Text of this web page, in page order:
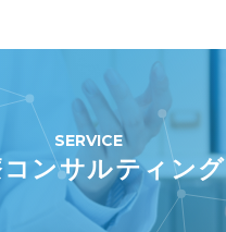
コンサルティング